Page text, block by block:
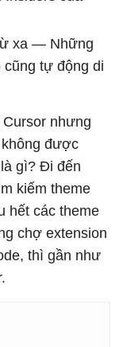
xa — Những
cũng tự động di
nhưng
được
gì? Đi đến
kiếm theme
hết các theme
chợ extension
thì gần như